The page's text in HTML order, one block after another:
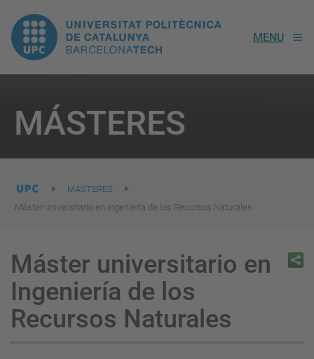
UPC.
Universitat
Politècnica
de
Catalunya
MENU
MÁSTERES
are
here:
MÁSTERES
Máster universitario en Ingeniería de los Recursos Naturales
Máster universitario en
Ingeniería de los
Recursos Naturales